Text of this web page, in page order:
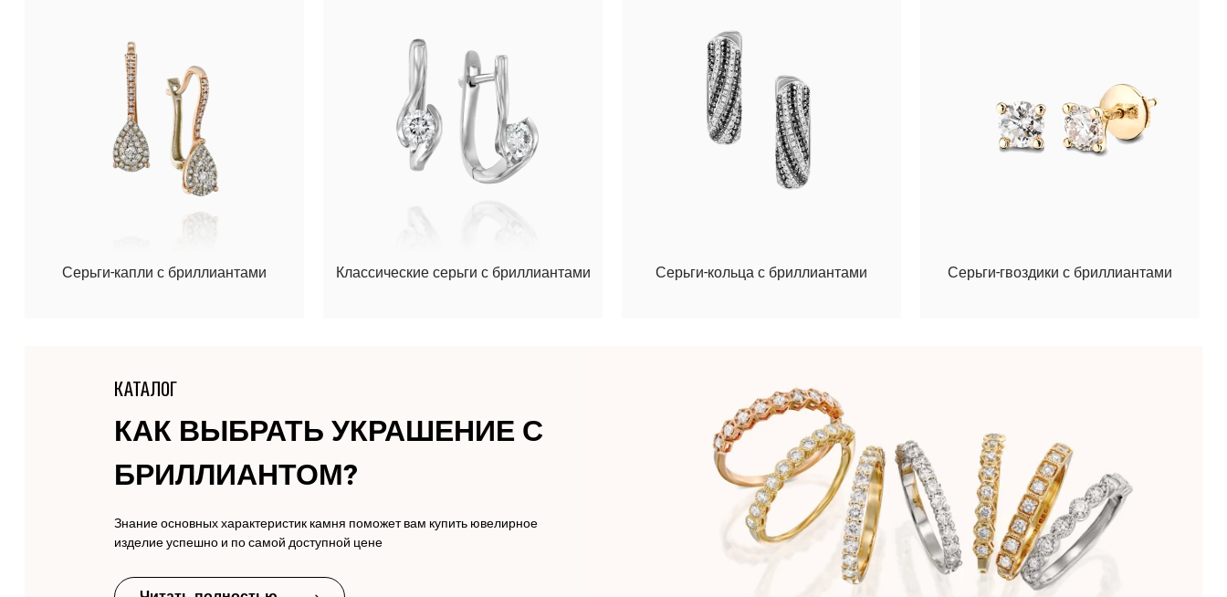
Серьги-капли с бриллиантами Классические серьги с бриллиантами Серьги-кольца с бриллиантами Серьги-гвоздики с бриллиантами
КАТАЛОГ
КАК ВЫБРАТЬ УКРАШЕНИЕ С
БРИЛЛИАНТОМ?
Знание основных характеристик камня поможет вам купить ювелирное
изделие успешно и по самой доступной цене